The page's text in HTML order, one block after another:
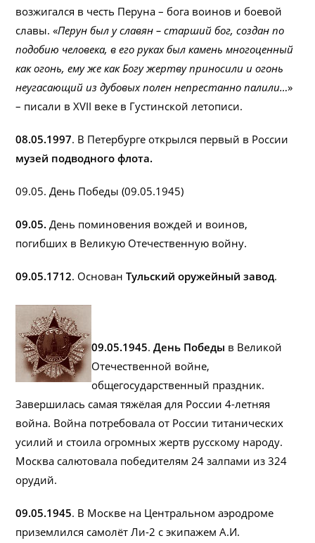
возжигался в честь Перуна – бога воинов и боевой
славы. «Перун был у славян – старший бог, создан по
подобию человека, в его руках был камень многоценный
как огонь, ему же как Богу жертву приносили и огонь
неугасающий из дубовых полен непрестанно палили…»
– писали в XVII веке в Густинской летописи.
08.05.1997. В Петербурге открылся первый в России
музей подводного флота.
09.05. День Победы (09.05.1945)
09.05. День поминовения вождей и воинов,
погибших в Великую Отечественную войну.
09.05.1712. ОснованТульский оружейный завод.
09.05.1945.День Победы в Великой
Отечественной войне,
общегосударственный праздник.
Завершилась самая тяжёлая для России 4-летняя
война. Война потребовала от России титанических
усилий и стоила огромных жертв русскому народу.
Москва салютовала победителям 24 залпами из 324
орудий.
09.05.1945. В Москве на Центральном аэродроме
приземлился самолёт Ли-2 с экипажем А.И.